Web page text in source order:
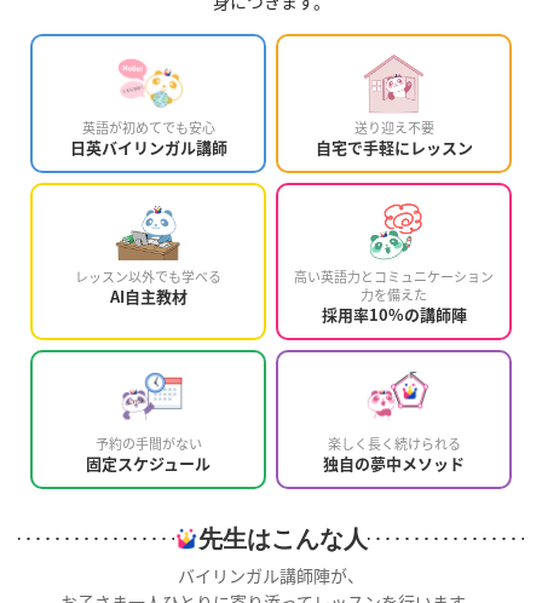
英語が初めてでも安心
日英バイリンガル講師
送り迎え不要
自宅で手軽にレッスン
レッスン以外でも学べる
AI自主教材
高い英語力とコミュニケーション
力を備えた
採用率10%の講師陣
予約の手間がない
固定スケジュール
楽しく長く続けられる
独自の夢中メソッド
先生はこんな人
バイリンガル講師陣が、